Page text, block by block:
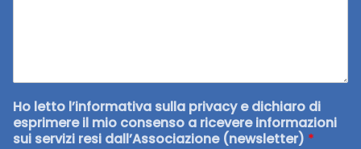
Ho letto l’informativa sulla privacy e dichiaro di
esprimere il mio consenso a ricevere informazioni
sui servizi resi dall’Associazione (newsletter) *